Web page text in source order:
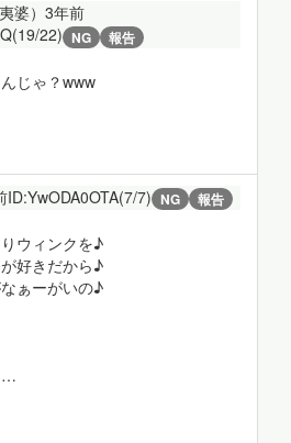
婆） 3年前
22) NG 報告
じゃ？www
ID:YwODA0OTA(7/7) NG 報告
ウィンクを♪
好きだから♪
ぁーがいの♪
…